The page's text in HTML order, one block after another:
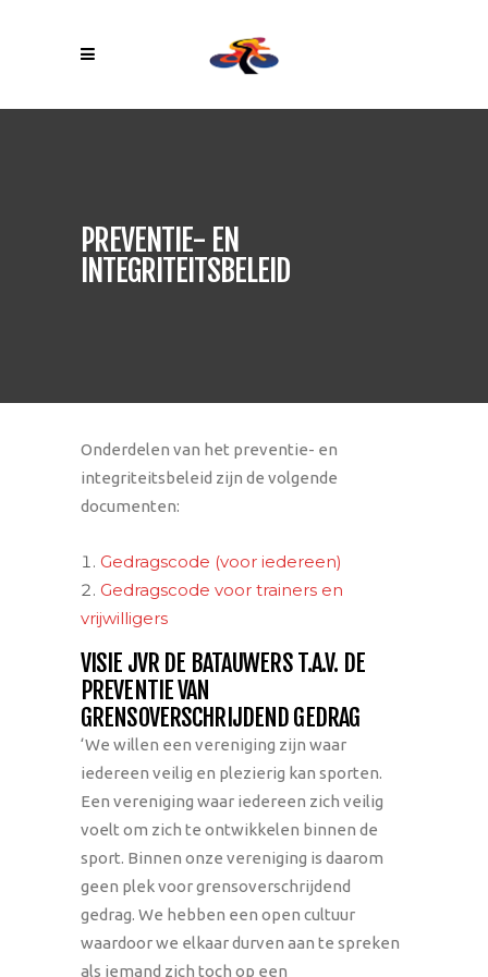
PREVENTIE- EN
INTEGRITEITSBELEID
Onderdelen van het preventie- en
integriteitsbeleid zijn de volgende
documenten:
Gedragscode (voor iedereen)
Gedragscode voor trainers en
vrijwilligers
VISIE JVR DE BATAUWERS T.A.V. DE
PREVENTIE VAN
GRENSOVERSCHRIJDEND GEDRAG
‘We willen een vereniging zijn waar
iedereen veilig en plezierig kan sporten.
Een vereniging waar iedereen zich veilig
voelt om zich te ontwikkelen binnen de
sport. Binnen onze vereniging is daarom
geen plek voor grensoverschrijdend
gedrag. We hebben een open cultuur
waardoor we elkaar durven aan te spreken
als iemand zich toch op een